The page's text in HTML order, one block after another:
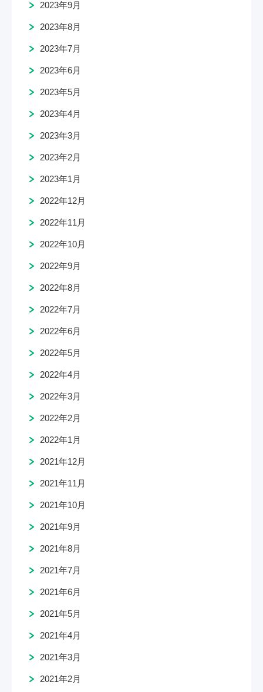
2023年9月
2023年8月
2023年7月
2023年6月
2023年5月
2023年4月
2023年3月
2023年2月
2023年1月
2022年12月
2022年11月
2022年10月
2022年9月
2022年8月
2022年7月
2022年6月
2022年5月
2022年4月
2022年3月
2022年2月
2022年1月
2021年12月
2021年11月
2021年10月
2021年9月
2021年8月
2021年7月
2021年6月
2021年5月
2021年4月
2021年3月
2021年2月